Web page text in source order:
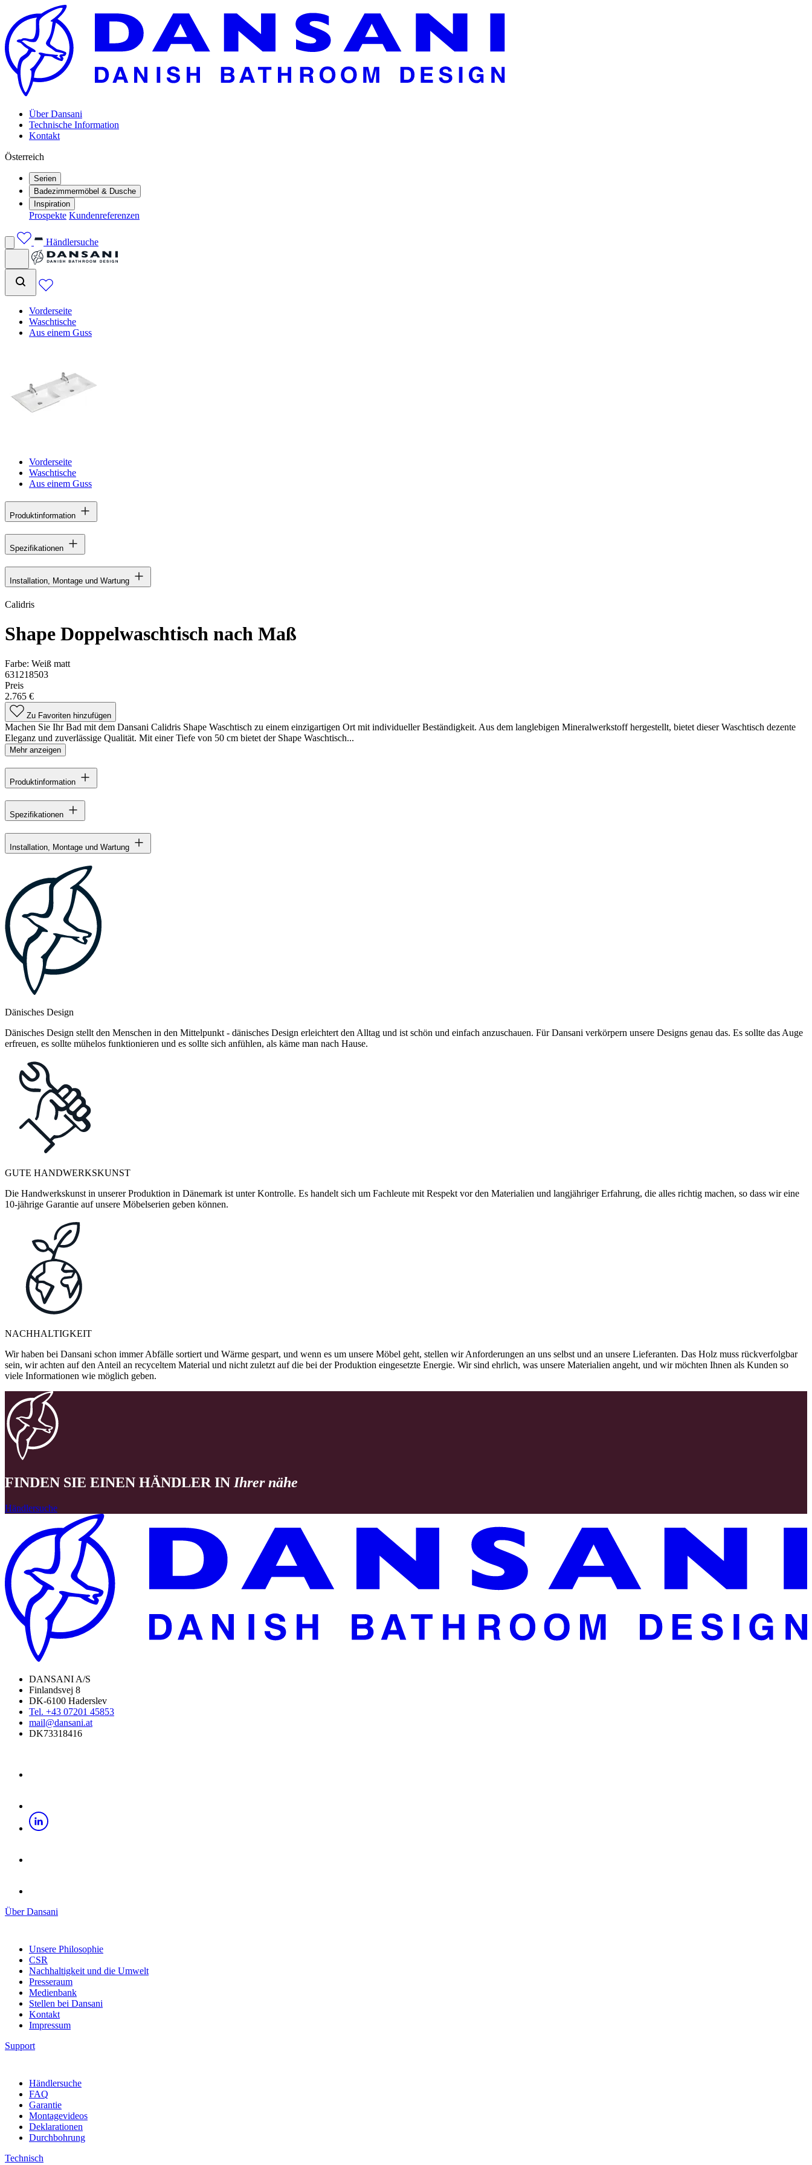
Über Dansani
Technische Information
Kontakt
Österreich
Serien
Badezimmermöbel & Dusche
Inspiration
Prospekte Kundenreferenzen
Händlersuche
Vorderseite
Waschtische
Aus einem Guss
Vorderseite
Waschtische
Aus einem Guss
Produktinformation
Spezifikationen
Installation, Montage und Wartung
Calidris
Shape Doppelwaschtisch nach Maß
Farbe: Weiß matt
631218503
Preis
2.765 €
Zu Favoriten hinzufügen
Machen Sie Ihr Bad mit dem Dansani Calidris Shape Waschtisch zu einem einzigartigen Ort mit individueller Beständigkeit. Aus dem langlebigen Mineralwerkstoff hergestellt, bietet dieser Waschtisch dezente
Eleganz und zuverlässige Qualität. Mit einer Tiefe von 50 cm bietet der Shape Waschtisch...
Mehr anzeigen
Produktinformation
Spezifikationen
Installation, Montage und Wartung
Dänisches Design
Dänisches Design stellt den Menschen in den Mittelpunkt - dänisches Design erleichtert den Alltag und ist schön und einfach anzuschauen. Für Dansani verkörpern unsere Designs genau das. Es sollte das Auge
erfreuen, es sollte mühelos funktionieren und es sollte sich anfühlen, als käme man nach Hause.
GUTE HANDWERKSKUNST
Die Handwerkskunst in unserer Produktion in Dänemark ist unter Kontrolle. Es handelt sich um Fachleute mit Respekt vor den Materialien und langjähriger Erfahrung, die alles richtig machen, so dass wir eine
10-jährige Garantie auf unsere Möbelserien geben können.
NACHHALTIGKEIT
Wir haben bei Dansani schon immer Abfälle sortiert und Wärme gespart, und wenn es um unsere Möbel geht, stellen wir Anforderungen an uns selbst und an unsere Lieferanten. Das Holz muss rückverfolgbar
sein, wir achten auf den Anteil an recyceltem Material und nicht zuletzt auf die bei der Produktion eingesetzte Energie. Wir sind ehrlich, was unsere Materialien angeht, und wir möchten Ihnen als Kunden so
viele Informationen wie möglich geben.
FINDEN SIE EINEN HÄNDLER IN Ihrer nähe
Händlersuche
DANSANI A/S
Finlandsvej 8
DK-6100 Haderslev
Tel. +43 07201 45853
mail@dansani.at
DK73318416
Über Dansani
Unsere Philosophie
CSR
Nachhaltigkeit und die Umwelt
Presseraum
Medienbank
Stellen bei Dansani
Kontakt
Impressum
Support
Händlersuche
FAQ
Garantie
Montagevideos
Deklarationen
Durchbohrung
Technisch